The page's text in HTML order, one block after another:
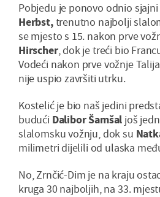
Pobjedu je ponovo odnio
Herbst,trenutno najbolji
se mjesto s 15. nakon prve
Hirscher, dok je treći bio
Vodeći nakon prve vožnje
nije uspio završiti utrku.
Kostelić je bio naš jedini
budući Dalibor Šamšal još
slalomsku vožnju, dok su
milimetri dijelili od ulaska
No, Zrnčić-Dim je na kraju
kruga 30 najboljih, na 33.